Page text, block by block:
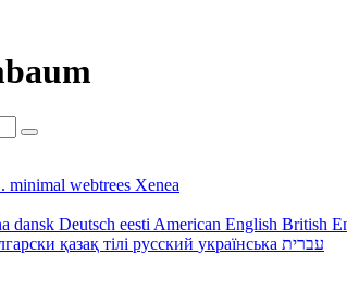
minimal webtrees Xenea
dansk Deutsch eesti American English British
қазақ тілі русский українська עברית